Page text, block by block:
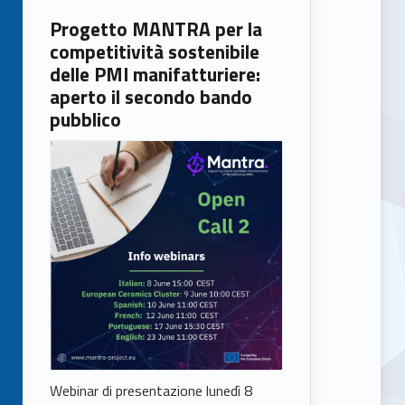
Progetto MANTRA per la
competitività sostenibile
delle PMI manifatturiere:
aperto il secondo bando
pubblico
Webinar di presentazione lunedì 8